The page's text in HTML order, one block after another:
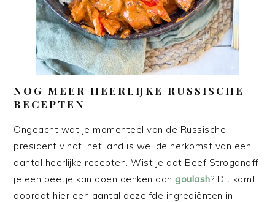
NOG MEER HEERLIJKE RUSSISCHE
RECEPTEN
Ongeacht wat je momenteel van de Russische
president vindt, het land is wel de herkomst van een
aantal heerlijke recepten. Wist je dat Beef Stroganoff
je een beetje kan doen denken aan goulash? Dit komt
doordat hier een aantal dezelfde ingrediënten in